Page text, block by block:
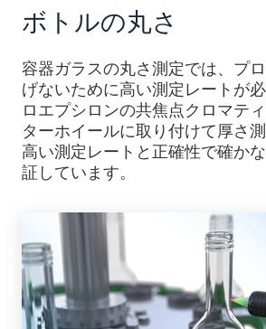
ボトルの丸さ
容器ガラスの丸さ測定では、プ
げないために高い測定レートが
ロエプシロンの共焦点クロマテ
ターホイールに取り付けて厚さ
高い測定レートと正確性で確か
証しています。